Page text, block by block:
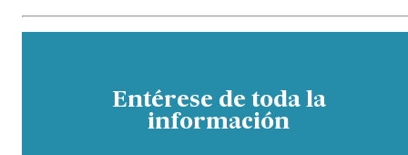
Entérese de toda la
información